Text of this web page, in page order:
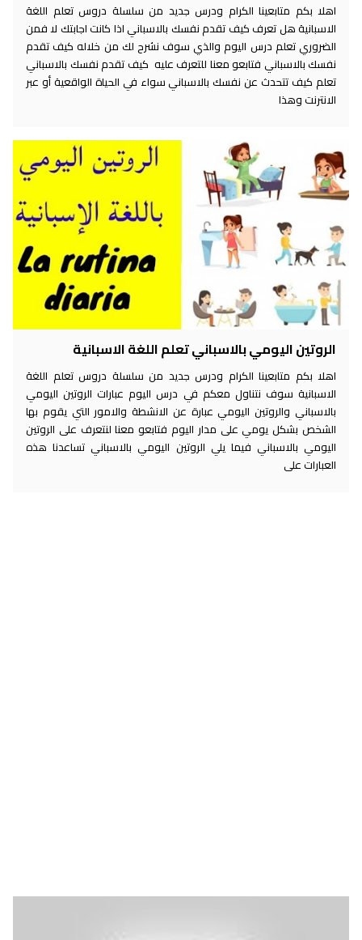
اهلا بكم متابعينا الكرام ودرس جديد من سلسلة دروس تعلم اللغة
الاسبانية هل تعرف كيف تقدم نفسك بالاسباني اذا كانت اجابتك لا فمن
الضروري تعلم درس اليوم والذي سوف نشرح لك من خلاله كيف تقدم
نفسك بالاسباني فتابعو معنا للتعرف عليه كيف تقدم نفسك بالاسباني
تعلم كيف تتحدث عن نفسك بالاسباني سواء في الحياة الواقعية أو عبر
الانترنت وهذا
الروتين اليومي بالاسباني تعلم اللغة الاسبانية
اهلا بكم متابعينا الكرام ودرس جديد من سلسلة دروس تعلم اللغة
الاسبانية سوف نتناول معكم في درس اليوم عبارات الروتين اليومي
بالاسباني والروتين اليومي عبارة عن الانشطة والامور التي يقوم بها
الشخص بشكل يومي على مدار اليوم فتابعو معنا لنتعرف على الروتين
اليومي بالاسباني فيما يلي الروتين اليومي بالاسباني تساعدنا هذه
العبارات على